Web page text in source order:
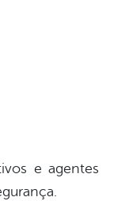
e agentes